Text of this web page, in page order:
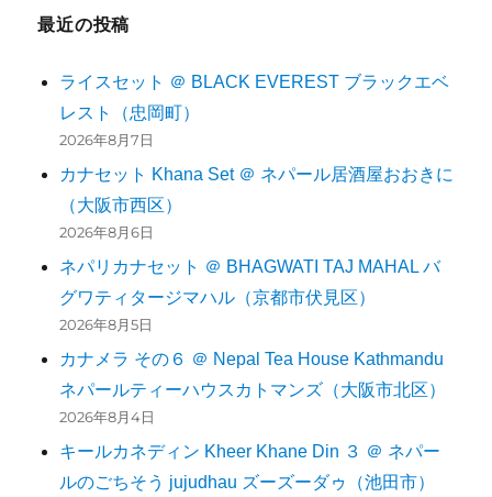
最近の投稿
ライスセット ＠ BLACK EVEREST ブラックエベ
レスト（忠岡町）
2026年8月7日
カナセット Khana Set ＠ ネパール居酒屋おおきに
（大阪市西区）
2026年8月6日
ネパリカナセット ＠ BHAGWATI TAJ MAHAL バ
グワティタージマハル（京都市伏見区）
2026年8月5日
カナメラ その６ ＠ Nepal Tea House Kathmandu
ネパールティーハウスカトマンズ（大阪市北区）
2026年8月4日
キールカネディン Kheer Khane Din ３ ＠ ネパー
ルのごちそう jujudhau ズーズーダゥ（池田市）